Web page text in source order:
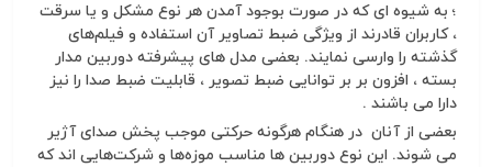
؛ به شیوه ای که در صورت بوجود آمدن هر نوع مشکل و یا سرقت
، کاربران قادرند از ویژگی ضبط تصاویر آن استفاده و فیلم‌های
گذشته را وارسی نمایند. بعضی مدل های پیشرفته‌ دوربین مدار
بسته ، افزون بر بر توانایی ضبط تصویر ، قابلیت ضبط صدا را نیز
دارا می باشند .
بعضی از آنان در هنگام هرگونه حرکتی موجب پخش صدای آژیر
می شوند. این نوع دوربین ها مناسب موزه‌ها و شرکت‌هایی اند که